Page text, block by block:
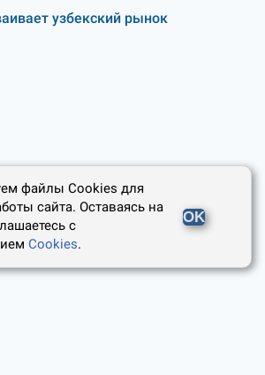
узбекский рынок
файлы Cookies для
сайта. Оставаясь на
с
Cookies.
OK